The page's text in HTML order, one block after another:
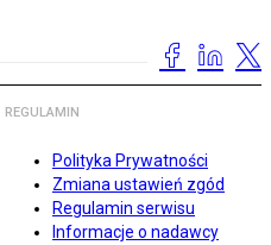
REGULAMIN
Polityka Prywatności
Zmiana ustawień zgód
Regulamin serwisu
Informacje o nadawcy